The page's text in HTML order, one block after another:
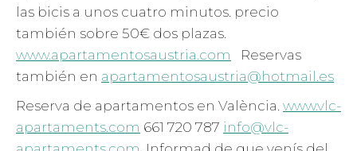
las bicis a unos cuatro minutos. precio
también sobre 50€ dos plazas.
www.apartamentosaustria.com Reservas
también en apartamentosaustria@hotmail.es
Reserva de apartamentos en València. www.vlc-
apartaments.com 661 720 787 info@vlc-